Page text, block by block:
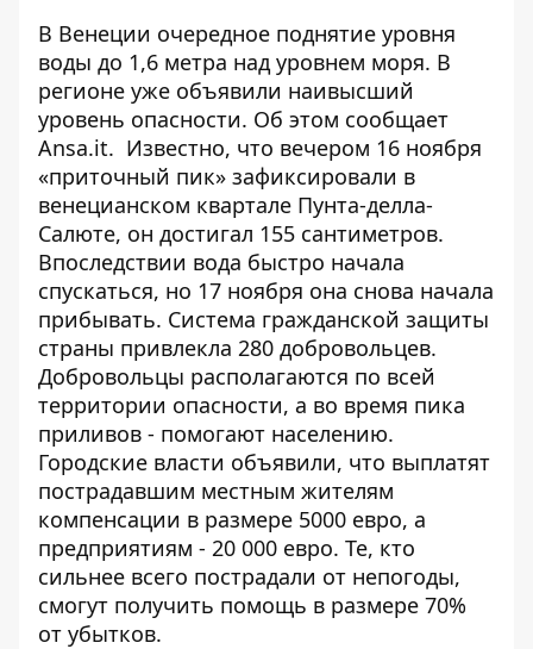
В Венеции очередное поднятие уровня
воды до 1,6 метра над уровнем моря. В
регионе уже объявили наивысший
уровень опасности. Об этом сообщает
Ansa.it. Известно, что вечером 16 ноября
«приточный пик» зафиксировали в
венецианском квартале Пунта-делла-
Салюте, он достигал 155 сантиметров.
Впоследствии вода быстро начала
спускаться, но 17 ноября она снова начала
прибывать. Система гражданской защиты
страны привлекла 280 добровольцев.
Добровольцы располагаются по всей
территории опасности, а во время пика
приливов - помогают населению.
Городские власти объявили, что выплатят
пострадавшим местным жителям
компенсации в размере 5000 евро, а
предприятиям - 20 000 евро. Те, кто
сильнее всего пострадали от непогоды,
смогут получить помощь в размере 70%
от убытков.